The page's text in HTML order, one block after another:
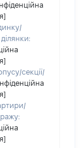
секції/